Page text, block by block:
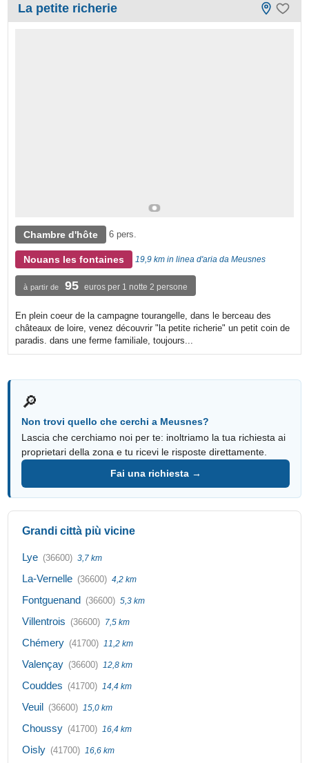
La petite richerie
Chambre d'hôte 6 pers.
Nouans les fontaines 19,9 km in linea d'aria da Meusnes
à partir de 95 euros per 1 notte 2 persone
En plein coeur de la campagne tourangelle, dans le berceau des
châteaux de loire, venez découvrir "la petite richerie" un petit coin de
paradis. dans une ferme familiale, toujours...
🔎
Non trovi quello che cerchi a Meusnes?
Lascia che cerchiamo noi per te: inoltriamo la tua richiesta ai
proprietari della zona e tu ricevi le risposte direttamente.
Fai una richiesta →
Grandi città più vicine
Lye (36600) 3,7 km
La-Vernelle (36600) 4,2 km
Fontguenand (36600) 5,3 km
Villentrois (36600) 7,5 km
Chémery (41700) 11,2 km
Valençay (36600) 12,8 km
Couddes (41700) 14,4 km
Veuil (36600) 15,0 km
Choussy (41700) 16,4 km
Oisly (41700) 16,6 km